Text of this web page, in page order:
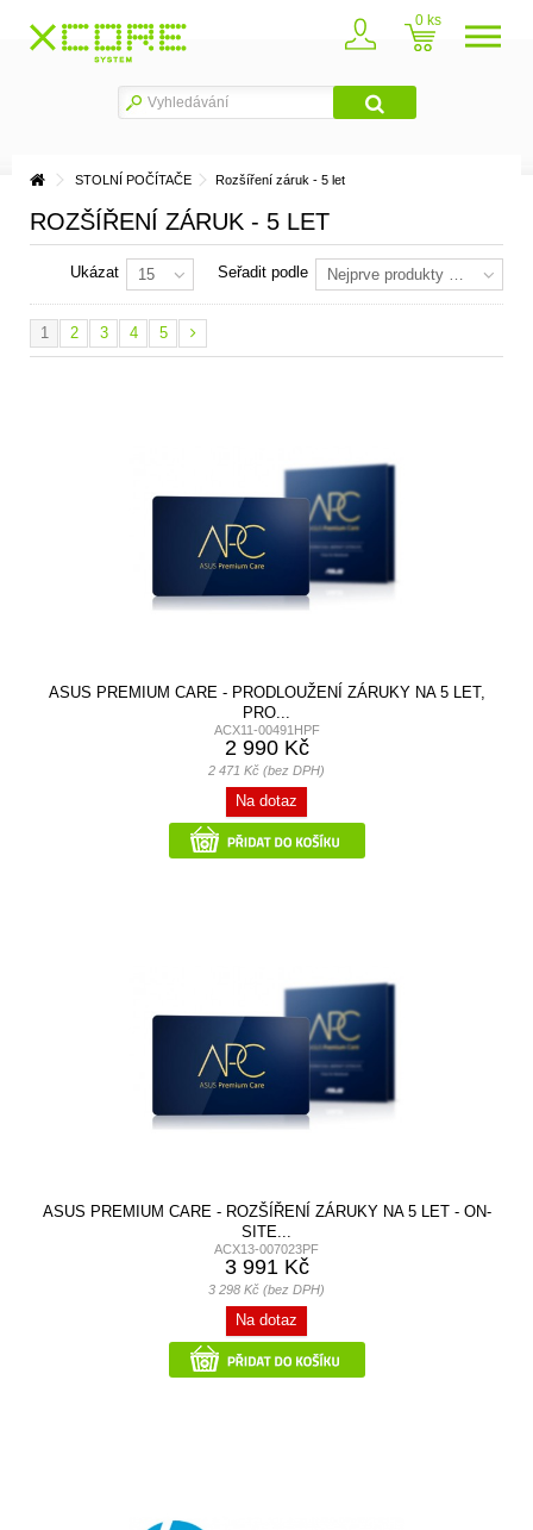
0
STOLNÍ POČÍTAČE Rozšíření záruk - 5 let
ROZŠÍŘENÍ ZÁRUK - 5 LET
Seřadit podle Nejprve produkty skladem
Ukázat 15
1 2 3 4 5
ASUS PREMIUM CARE - PRODLOUŽENÍ ZÁRUKY NA 5 LET,
PRO...
ACX11-00491HPF
2 990 Kč
2 471 Kč (bez DPH)
Na dotaz
ASUS PREMIUM CARE - ROZŠÍŘENÍ ZÁRUKY NA 5 LET - ON-
SITE...
ACX13-007023PF
3 991 Kč
3 298 Kč (bez DPH)
Na dotaz